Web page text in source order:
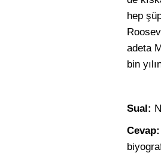
hep
adeta
bin
Sual:
Cevap: